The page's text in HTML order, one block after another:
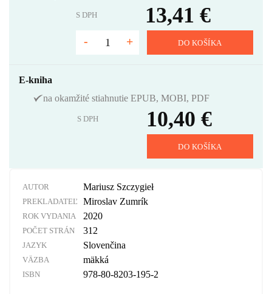
S DPH 13,41 €
- + DO KOŠÍKA
E-kniha
na okamžité stiahnutie EPUB, MOBI, PDF
S DPH 10,40 €
DO KOŠÍKA
AUTOR Mariusz Szczygieł
PREKLADATEĽ Miroslav Zumrík
ROK VYDANIA 2020
POČET STRÁN 312
JAZYK Slovenčina
VÄZBA mäkká
ISBN 978-80-8203-195-2